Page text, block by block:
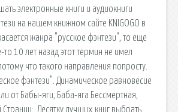
электронные книги и аудиокниги
на нашем книжном сайте KNIGOGO в
жанра "русское фэнтези", то еще
то 10 лет назад этот термин не имел
что такого направления попросту.
фэнтези". Динамическое равновесие
от Бабы-яги, Баба-яга Бессмертная,
Страниц:. Десятку лучших книг выбрать